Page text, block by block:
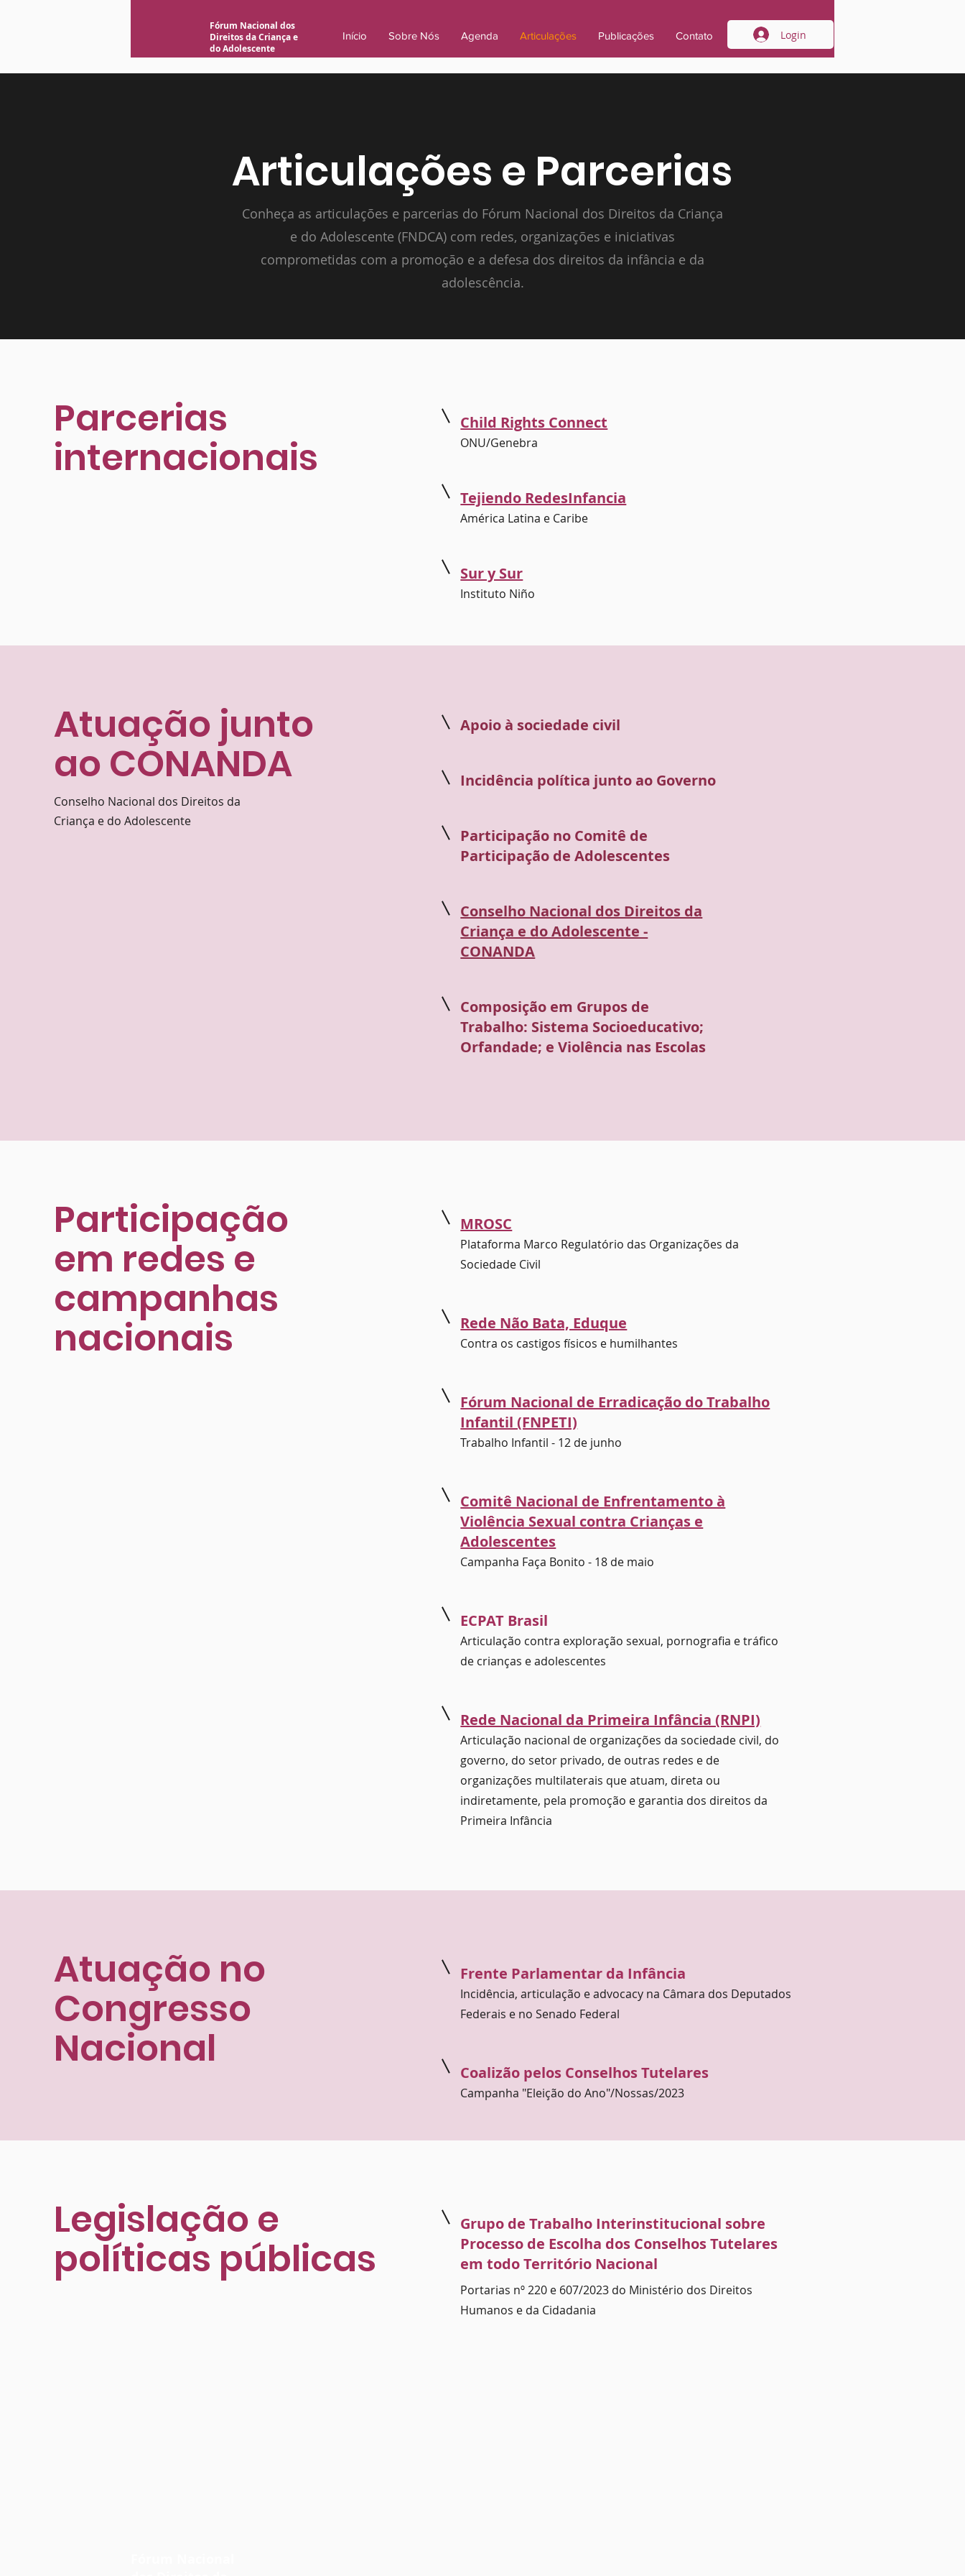
Fórum Nacional dos
Direitos da Criança e
do Adolescente
Início Sobre Nós Agenda Articulações Publicações Contato Login
Articulações e Parcerias
Conheça as articulações e parcerias do Fórum Nacional dos Direitos da Criança
e do Adolescente (FNDCA) com redes, organizações e iniciativas
comprometidas com a promoção e a defesa dos direitos da infância e da
adolescência.
Parcerias
internacionais
Child Rights Connect
ONU/Genebra
Tejiendo RedesInfancia
América Latina e Caribe
Sur y Sur
Instituto Niño
Atuação junto
ao CONANDA
Conselho Nacional dos Direitos da
Criança e do Adolescente
Apoio à sociedade civil
Incidência política junto ao Governo
Participação no Comitê de
Participação de Adolescentes
Conselho Nacional dos Direitos da
Criança e do Adolescente -
CONANDA
Composição em Grupos de
Trabalho: Sistema Socioeducativo;
Orfandade; e Violência nas Escolas
Participação
em redes e
campanhas
nacionais
MROSC
Plataforma Marco Regulatório das Organizações da
Sociedade Civil
Rede Não Bata, Eduque
Contra os castigos físicos e humilhantes
Fórum Nacional de Erradicação do Trabalho
Infantil (FNPETI)
Trabalho Infantil - 12 de junho
Comitê Nacional de Enfrentamento à
Violência Sexual contra Crianças e
Adolescentes
Campanha Faça Bonito - 18 de maio
ECPAT Brasil
Articulação contra exploração sexual, pornografia e tráfico
de crianças e adolescentes
Rede Nacional da Primeira Infância (RNPI)
Articulação nacional de organizações da sociedade civil, do
governo, do setor privado, de outras redes e de
organizações multilaterais que atuam, direta ou
indiretamente, pela promoção e garantia dos direitos da
Primeira Infância
Atuação no
Congresso
Nacional
Frente Parlamentar da Infância
Incidência, articulação e advocacy na Câmara dos Deputados
Federais e no Senado Federal
Coalizão pelos Conselhos Tutelares
Campanha "Eleição do Ano"/Nossas/2023
Legislação e
políticas públicas
Grupo de Trabalho Interinstitucional sobre
Processo de Escolha dos Conselhos Tutelares
em todo Território Nacional
Portarias nº 220 e 607/2023 do Ministério dos Direitos
Humanos e da Cidadania